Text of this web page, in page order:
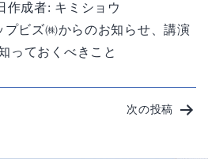
作成者: キミショウ
プビズ㈱からのお知らせ 、講演
っておくべきこと
次の投稿